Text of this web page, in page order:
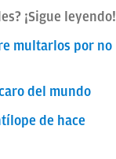
¡Sigue leyendo!
multarlos por no
del mundo
de hace